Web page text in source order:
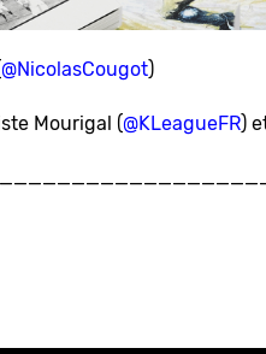
@NicolasCougot)
Mourigal (@KLeagueFR)